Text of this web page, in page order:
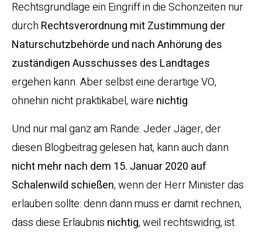
Rechtsgrundlage ein Eingriff in die Schonzeiten nur
durch Rechtsverordnung mit Zustimmung der
Naturschutzbehörde und nach Anhörung des
zuständigen Ausschusses des Landtages
ergehen kann. Aber selbst eine derartige VO,
ohnehin nicht praktikabel, wäre nichtig.
Und nur mal ganz am Rande: Jeder Jäger, der
diesen Blogbeitrag gelesen hat, kann auch dann
nicht mehr nach dem 15. Januar 2020 auf
Schalenwild schießen, wenn der Herr Minister das
erlauben sollte: denn dann muss er damit rechnen,
dass diese Erlaubnis nichtig, weil rechtswidrig, ist.